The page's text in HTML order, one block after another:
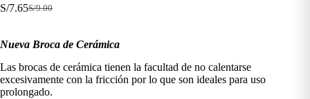
S/9.00
El
original
era:
S/9.00.
S/7.65El
actual
es:
S/7.65.
Nueva Broca de Cerámica
Las brocas de cerámica tienen la facultad de no calentarse
excesivamente con la fricción por lo que son ideales para uso
prolongado.